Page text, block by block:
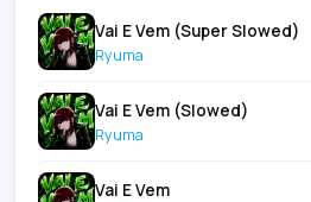
Vai E Vem (Super Slowed)
Ryuma
Vai E Vem (Slowed)
Ryuma
Vai E Vem